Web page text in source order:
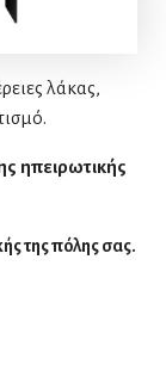
λάκας,
ηπειρωτικής
της πόλης σας.